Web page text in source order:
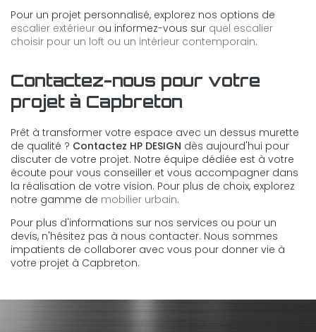
Pour un projet personnalisé, explorez nos options de
escalier extérieur ou informez-vous sur quel escalier
choisir pour un loft ou un intérieur contemporain.
Contactez-nous pour votre
projet à Capbreton
Prêt à transformer votre espace avec un dessus murette
de qualité ? Contactez HP DESIGN dès aujourd'hui pour
discuter de votre projet. Notre équipe dédiée est à votre
écoute pour vous conseiller et vous accompagner dans
la réalisation de votre vision. Pour plus de choix, explorez
notre gamme de mobilier urbain.
Pour plus d'informations sur nos services ou pour un
devis, n'hésitez pas à nous contacter. Nous sommes
impatients de collaborer avec vous pour donner vie à
votre projet à Capbreton.